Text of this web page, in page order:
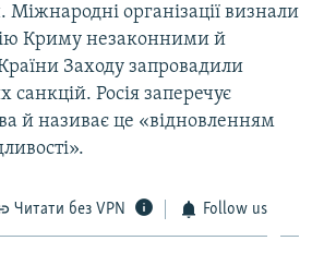
Міжнародні організації визнали
Криму незаконними й
Країни Заходу запровадили
Росія заперечує
й називає це «відновленням
Читати без VPN Follow us